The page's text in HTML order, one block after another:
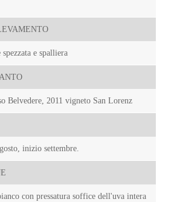
e spalliera
Belvedere, 2011 vigneto San Lorenz
inizio settembre.
con pressatura soffice dell'uva intera